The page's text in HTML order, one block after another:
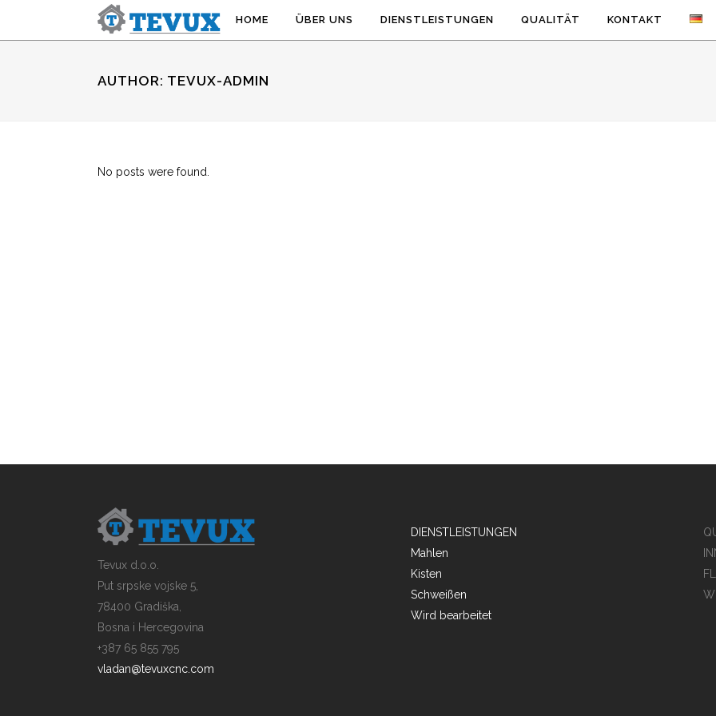
HOME ÜBER UNS DIENSTLEISTUNGEN QUALITÄT KONTAKT
AUTHOR: TEVUX-ADMIN
No posts were found.
Tevux d.o.o.
Put srpske vojske 5,
78400 Gradiška,
Bosna i Hercegovina
+387 65 855 795
vladan@tevuxcnc.com
DIENSTLEISTUNGEN
Mahlen
Kisten
Schweißen
Wird bearbeitet